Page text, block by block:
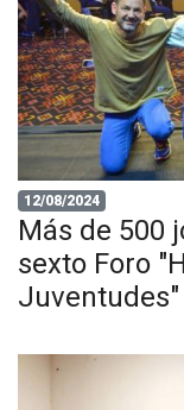
12/08/2024
Más de 500
sexto Foro
Juventudes"